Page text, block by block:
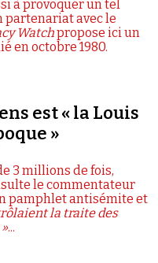
à provoquer un tel
partenariat avec le
Watchpropose ici un
en octobre 1980.
est « la Louis
»
3 millions de fois,
le commentateur
pamphlet antisémite et
la traite des
...